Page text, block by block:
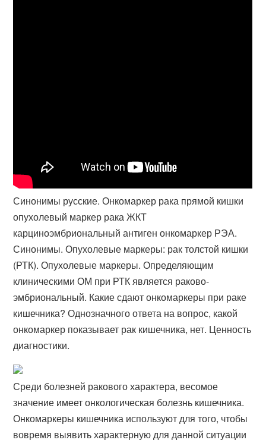
Синонимы русские. Онкомаркер рака прямой кишки
опухолевый маркер рака ЖКТ
карциноэмбриональный антиген онкомаркер РЭА.
Синонимы. Опухолевые маркеры: рак толстой кишки
(РТК). Опухолевые маркеры. Определяющим
клиническими ОМ при РТК является раково-
эмбриональный​. Какие сдают онкомаркеры при раке
кишечника? Однозначного ответа на вопрос, какой
онкомаркер показывает рак кишечника, нет. Ценность
диагностики.
Среди болезней ракового характера, весомое
значение имеет онкологическая болезнь кишечника.
Онкомаркеры кишечника используют для того, чтобы
вовремя выявить характерную для данной ситуации